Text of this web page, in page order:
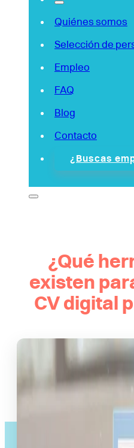
Quiénes somos
Selección de
Empleo
FAQ
Blog
Contacto
¿Buscas
¿Qué
existen
CV digital